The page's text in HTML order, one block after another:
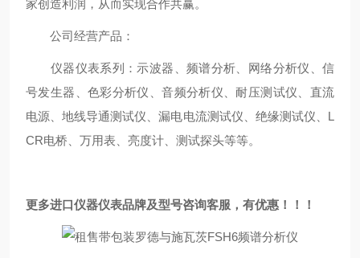
家创造利润，从而实现合作共赢。
公司经营产品：
仪器仪表系列：示波器、频谱分析、网络分析仪、信
号发生器、色彩分析仪、音频分析仪、耐压测试仪、直流
电源、地线导通测试仪、漏电电流测试仪、绝缘测试仪、L
CR电桥、万用表、亮度计、测试探头等等。
更多进口仪器仪表品牌及型号咨询客服，有优惠！！！